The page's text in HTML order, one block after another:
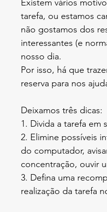
Existem vários
tarefa, ou estamos
não gostamos dos
interessantes (e
nosso dia.
Por isso, há que
reserva para nos
Deixamos três dicas:
1. Divida a tarefa em
2. Elimine possíveis
do computador,
concentração, ouvir
3. Defina uma
realização da tarefa